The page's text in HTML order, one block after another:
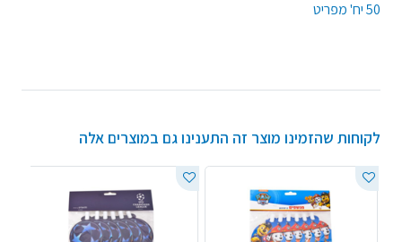
50 יח' מפריט
לקוחות שהזמינו מוצר זה התענינו גם במוצרים אלה